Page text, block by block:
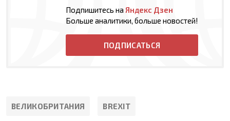
Подпишитесь на Яндекс Дзен
Больше аналитики, больше новостей!
ПОДПИСАТЬСЯ
ВЕЛИКОБРИТАНИЯ BREXIT